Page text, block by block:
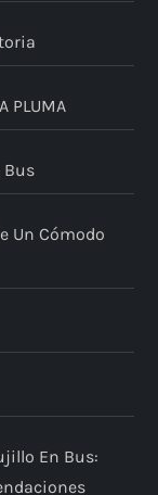
PLUMA
Bus
Un Cómodo
En Bus: